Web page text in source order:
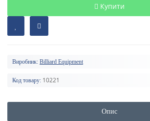
Купити
Виробник: Billiard Equipment
Код товару: 10221
Опис